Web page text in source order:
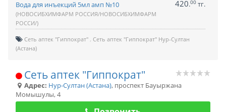
Вода для инъекций 5мл амп №10
(НОВОСИБХИМФАРМ РОССИЯ/НОВОСИБХИМФАРМ
РОССИ/)
420.00 тг.
Сеть аптек "Гиппократ" Сеть аптек "Гиппократ" Нур-Султан
(Астана)
Сеть аптек "Гиппократ"
Адрес: Нур-Султан (Астана), проспект Бауыржана
Момышулы, 4